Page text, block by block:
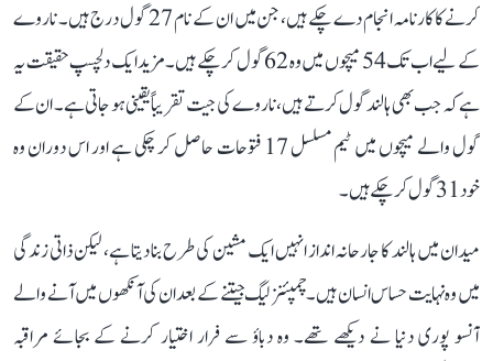
کرنے کا کارنامہ انجام دے چکے ہیں، جن میں ان کے نام 27 گول درج ہیں۔ ناروے
کے لیے اب تک 54 میچوں میں وہ 62 گول کر چکے ہیں۔ مزید ایک دلچسپ حقیقت یہ
ہے کہ جب بھی ہالند گول کرتے ہیں، ناروے کی جیت تقریباً یقینی ہو جاتی ہے۔ ان کے
گول والے میچوں میں ٹیم مسلسل 17 فتوحات حاصل کر چکی ہے اور اس دوران وہ
خود 31 گول کر چکے ہیں۔
میدان میں ہالند کا جارحانہ انداز انہیں ایک مشین کی طرح بنا دیتا ہے، لیکن ذاتی زندگی
میں وہ نہایت حساس انسان ہیں۔ چمپئنز لیگ جیتنے کے بعد ان کی آنکھوں میں آنے والے
آنسو پوری دنیا نے دیکھے تھے۔ وہ دباؤ سے فرار اختیار کرنے کے بجائے مراقبہ